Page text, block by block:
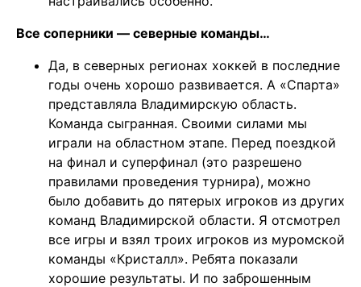
Все соперники — северные команды…
Да, в северных регионах хоккей в последние
годы очень хорошо развивается. А «Спарта»
представляла Владимирскую область.
Команда сыгранная. Своими силами мы
играли на областном этапе. Перед поездкой
на финал и суперфинал (это разрешено
правилами проведения турнира), можно
было добавить до пятерых игроков из других
команд Владимирской области. Я отсмотрел
все игры и взял троих игроков из муромской
команды «Кристалл». Ребята показали
хорошие результаты. И по заброшенным